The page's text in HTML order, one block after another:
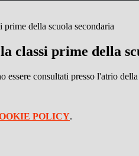
prime della scuola secondaria
classi prime della
essere consultati presso l'atrio della
POLICY.